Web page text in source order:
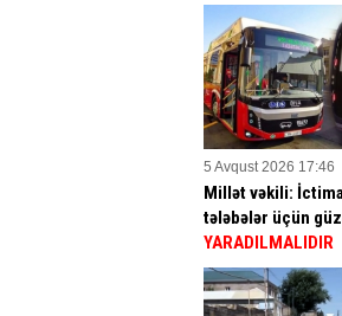
5 Avqust 2026 17:46
Millət vəkili:
tələbələr üçün
YARADILMALIDIR